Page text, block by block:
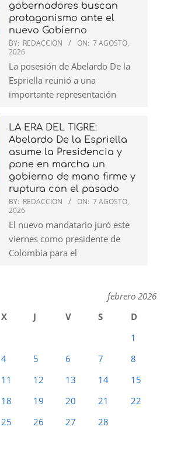
gobernadores buscan
protagonismo ante el
nuevo Gobierno
BY: REDACCION ON: 7 AGOSTO,
2026
La posesión de Abelardo De la
Espriella reunió a una
importante representación
LA ERA DEL TIGRE:
Abelardo De la Espriella
asume la Presidencia y
pone en marcha un
gobierno de mano firme y
ruptura con el pasado
BY: REDACCION ON: 7 AGOSTO,
2026
El nuevo mandatario juró este
viernes como presidente de
Colombia para el
febrero 2026
X J V S
D
1
4 5 6 7
8
11 12 13 14
15
18 19 20 21
22
25 26 27 28